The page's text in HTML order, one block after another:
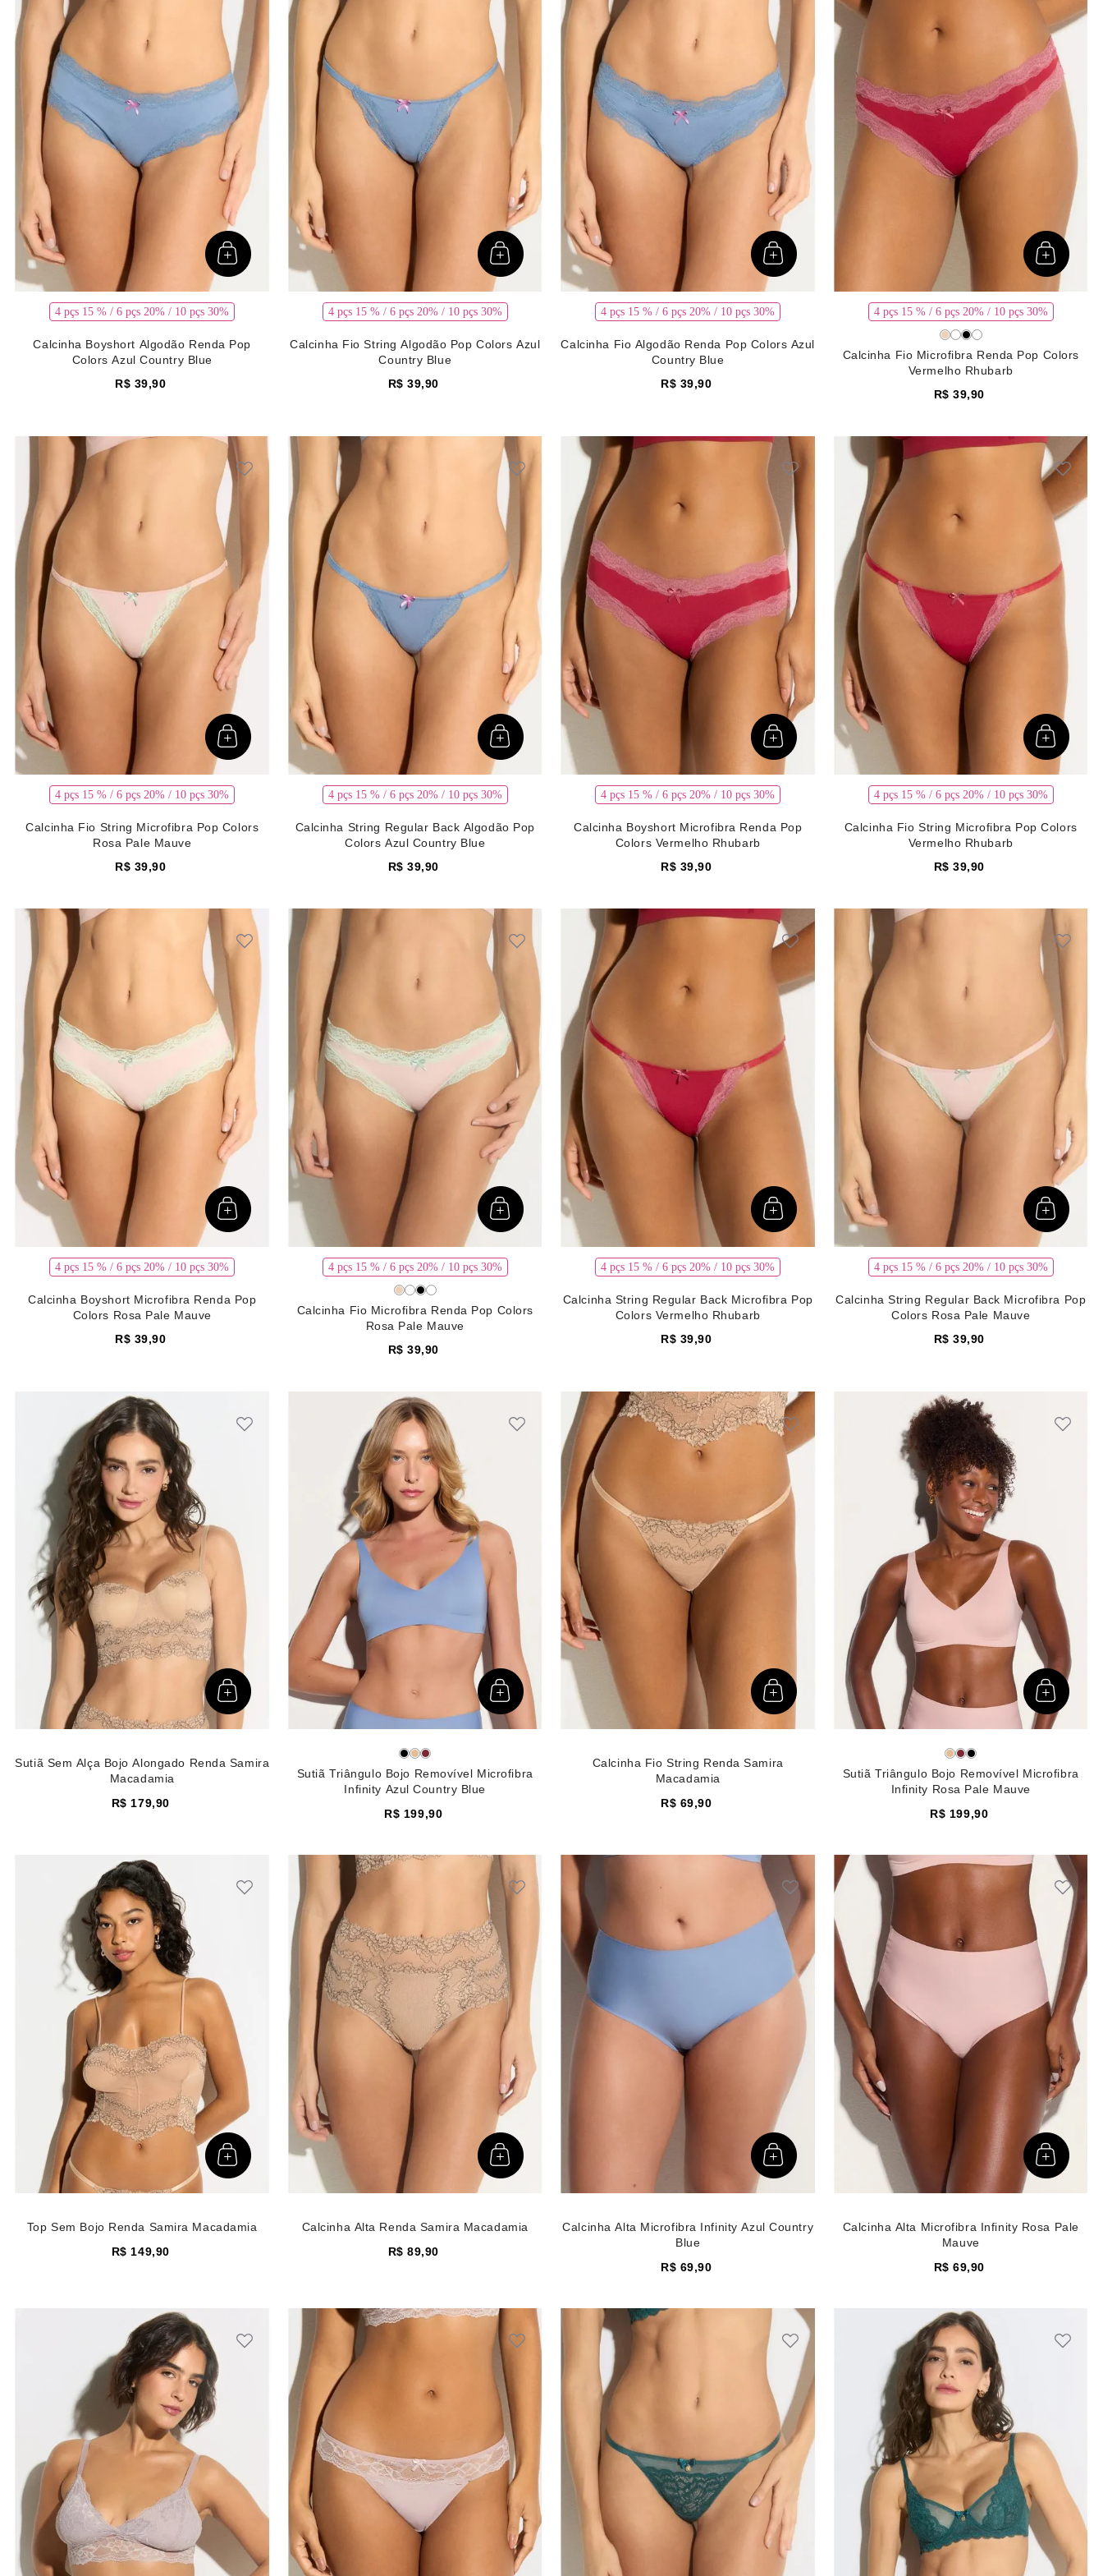
Ver mais 9 Ver mais 2
Ver mais 32
4 pçs 15 % / 6 pçs 20% / 10 pçs 30%
Calcinha Boyshort Algodão Renda Pop
Colors Azul Country Blue
R$ 39,90
4 pçs 15 % / 6 pçs 20% / 10 pçs 30%
Calcinha Fio String Algodão Pop Colors Azul
Country Blue
R$ 39,90
4 pçs 15 % / 6 pçs 20% / 10 pçs 30%
Calcinha Fio Algodão Renda Pop Colors Azul
Country Blue
R$ 39,90
4 pçs 15 % / 6 pçs 20% / 10 pçs 30%
Calcinha Fio Microfibra Renda Pop Colors
Vermelho Rhubarb
R$ 39,90
4 pçs 15 % / 6 pçs 20% / 10 pçs 30%
Calcinha Fio String Microfibra Pop Colors
Rosa Pale Mauve
R$ 39,90
4 pçs 15 % / 6 pçs 20% / 10 pçs 30%
Calcinha String Regular Back Algodão Pop
Colors Azul Country Blue
R$ 39,90
4 pçs 15 % / 6 pçs 20% / 10 pçs 30%
Calcinha Boyshort Microfibra Renda Pop
Colors Vermelho Rhubarb
R$ 39,90
4 pçs 15 % / 6 pçs 20% / 10 pçs 30%
Calcinha Fio String Microfibra Pop Colors
Vermelho Rhubarb
R$ 39,90
4 pçs 15 % / 6 pçs 20% / 10 pçs 30%
Calcinha Boyshort Microfibra Renda Pop
Colors Rosa Pale Mauve
R$ 39,90
4 pçs 15 % / 6 pçs 20% / 10 pçs 30%
Calcinha Fio Microfibra Renda Pop Colors
Rosa Pale Mauve
R$ 39,90
4 pçs 15 % / 6 pçs 20% / 10 pçs 30%
Calcinha String Regular Back Microfibra Pop
Colors Vermelho Rhubarb
R$ 39,90
4 pçs 15 % / 6 pçs 20% / 10 pçs 30%
Calcinha String Regular Back Microfibra Pop
Colors Rosa Pale Mauve
R$ 39,90
Sutiã Sem Alça Bojo Alongado Renda Samira
Macadamia
R$ 179,90
Sutiã Triângulo Bojo Removível Microfibra
Infinity Azul Country Blue
R$ 199,90
Calcinha Fio String Renda Samira
Macadamia
R$ 69,90
Sutiã Triângulo Bojo Removível Microfibra
Infinity Rosa Pale Mauve
R$ 199,90
Top Sem Bojo Renda Samira Macadamia
R$ 149,90
Calcinha Alta Renda Samira Macadamia
R$ 89,90
Calcinha Alta Microfibra Infinity Azul Country
Blue
R$ 69,90
Calcinha Alta Microfibra Infinity Rosa Pale
Mauve
R$ 69,90